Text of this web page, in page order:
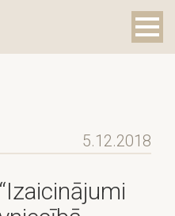
5.12.2018